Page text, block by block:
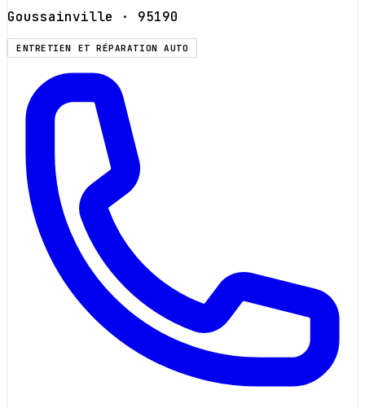
Goussainville · 95190
ENTRETIEN ET RÉPARATION AUTO